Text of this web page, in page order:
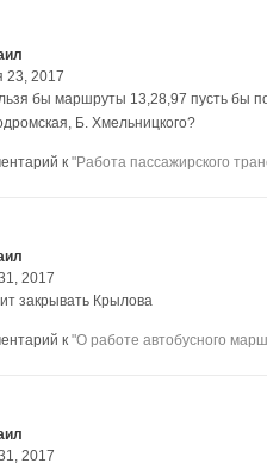
23, 2017
бы маршруты 13,28,97 пусть бы
Б. Хмельницкого?
к "Работа пассажирского
2017
закрывать Крылова
к "О работе автобусного
2017